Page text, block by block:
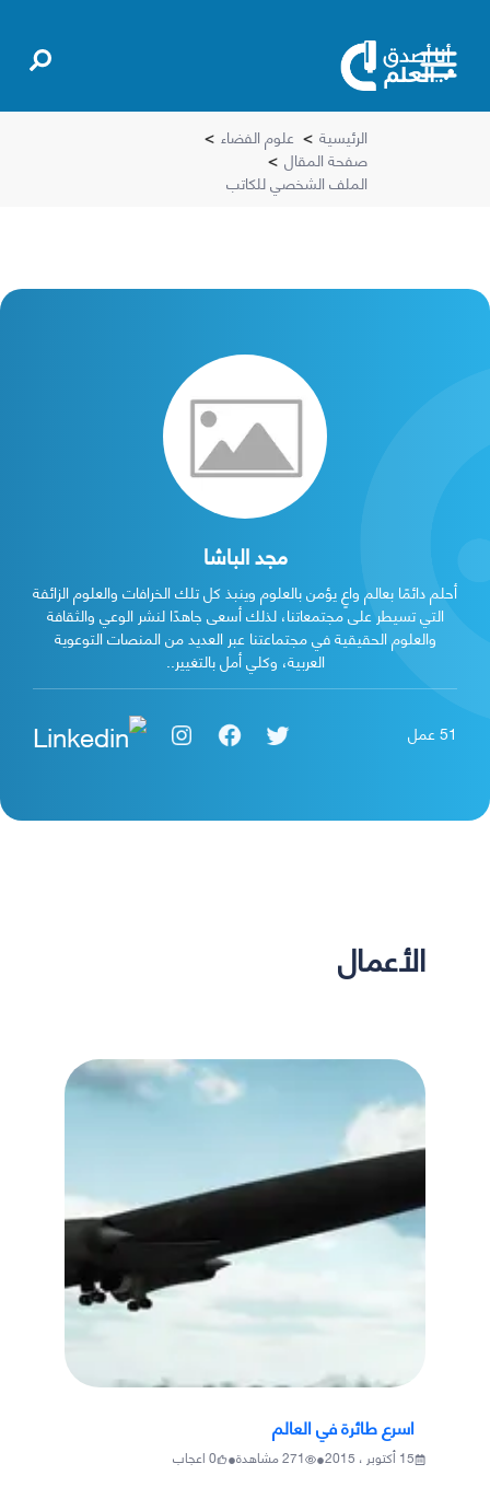
الرئيسية > علوم الفضاء >
صفحة المقال >
الملف الشخصي للكاتب
مجد الباشا
أحلم دائمًا بعالم واعٍ يؤمن بالعلوم وينبذ كل تلك الخرافات والعلوم الزائفة
التي تسيطر على مجتمعاتنا، لذلك أسعى جاهدًا لنشر الوعي والثقافة
والعلوم الحقيقية في مجتماعتنا عبر العديد من المنصات التوعوية
العربية، وكلي أمل بالتغيير..
51عمل
الأعمال
اسرع طائرة في العالم
15 أكتوبر ، 2015 •
271مشاهدة•
0اعجاب